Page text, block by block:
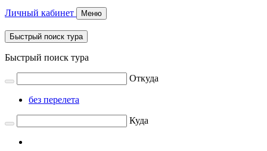
Личный кабинет Меню
Быстрый поиск тура
Быстрый поиск тура
Откуда
без перелета
Куда